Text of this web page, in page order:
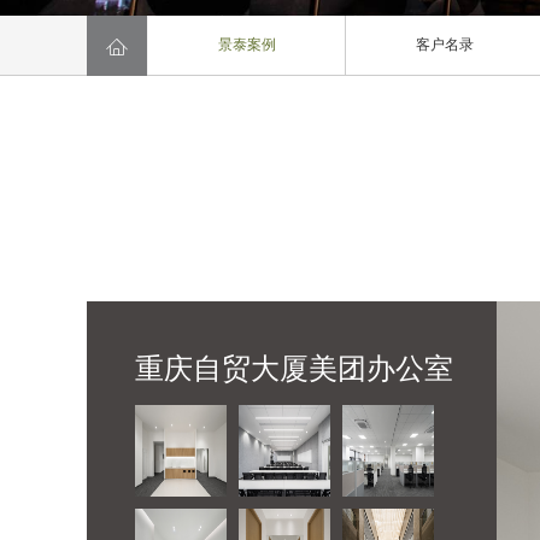
 景泰案例 客户名录
重庆自贸大厦美团办公室